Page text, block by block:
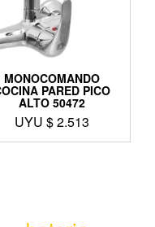
MONOCOMANDO
PARED PICO
ALTO 50472
UYU $2.513